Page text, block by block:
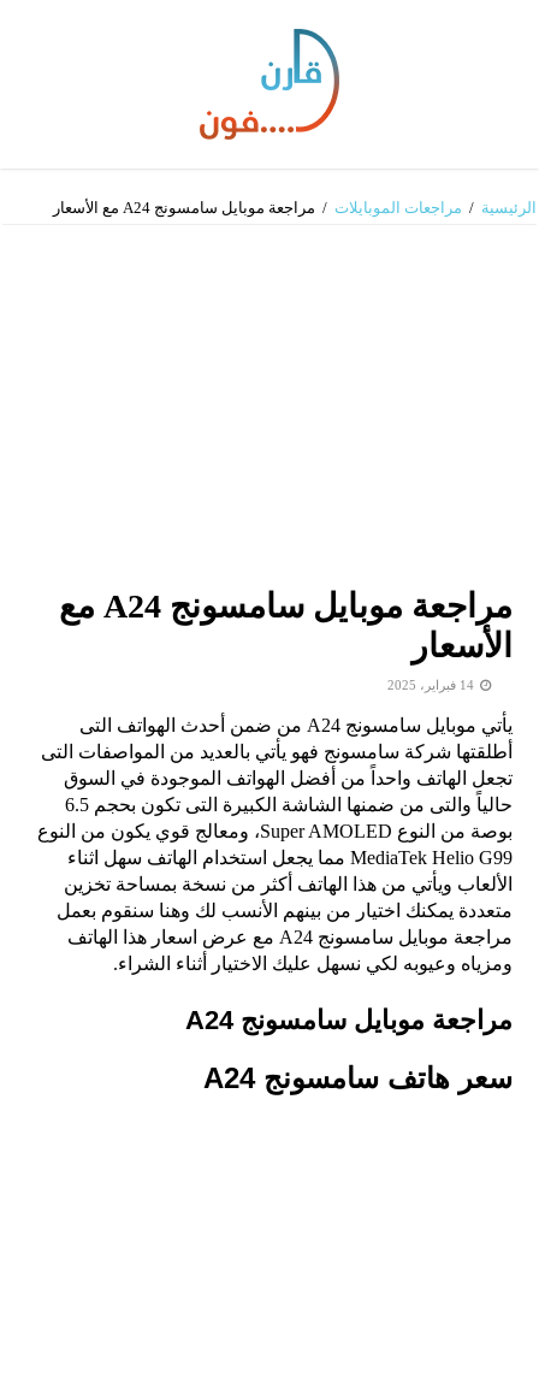
الرئيسية / مراجعات الموبايلات / مراجعة موبايل سامسونج A24 مع الأسعار
مراجعة موبايل سامسونج A24 مع
الأسعار
14 فبراير، 2025
يأتي
موبايل سامسونج A24 من ضمن أحدث الهواتف التى
أطلقتها شركة سامسونج فهو يأتي بالعديد من المواصفات التى
تجعل الهاتف واحداً من أفضل الهواتف الموجودة في السوق
حالياً والتى من ضمنها الشاشة الكبيرة التى تكون بحجم 6.5
بوصة من النوع
Super AMOLED، ومعالج قوي يكون من النوع
MediaTek Helio G99 مما يجعل استخدام الهاتف سهل اثناء
الألعاب ويأتي من هذا الهاتف أكثر من نسخة بمساحة تخزين
متعددة يمكنك اختيار من بينهم الأنسب لك وهنا سنقوم بعمل
مراجعة موبايل سامسونج A24 مع عرض اسعار هذا الهاتف
ومزياه وعيوبه لكي نسهل عليك الاختيار أثناء الشراء.
مراجعة موبايل سامسونج A24
سعر هاتف سامسونج A24